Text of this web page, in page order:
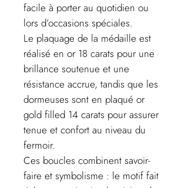
facile à porter au quotidien ou
lors d’occasions spéciales.
Le plaquage de la médaille est
réalisé en or 18 carats pour une
brillance soutenue et une
résistance accrue, tandis que les
dormeuses sont en plaqué or
gold filled 14 carats pour assurer
tenue et confort au niveau du
fermoir.
Ces boucles combinent savoir-
faire et symbolisme : le motif fait